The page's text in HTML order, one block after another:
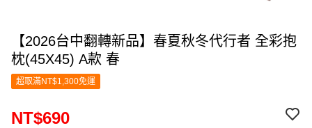
【2026台中翻轉新品】春夏秋冬代行者 全彩抱
枕(45X45) A款 春
超取滿NT$1,300免運
NT$690